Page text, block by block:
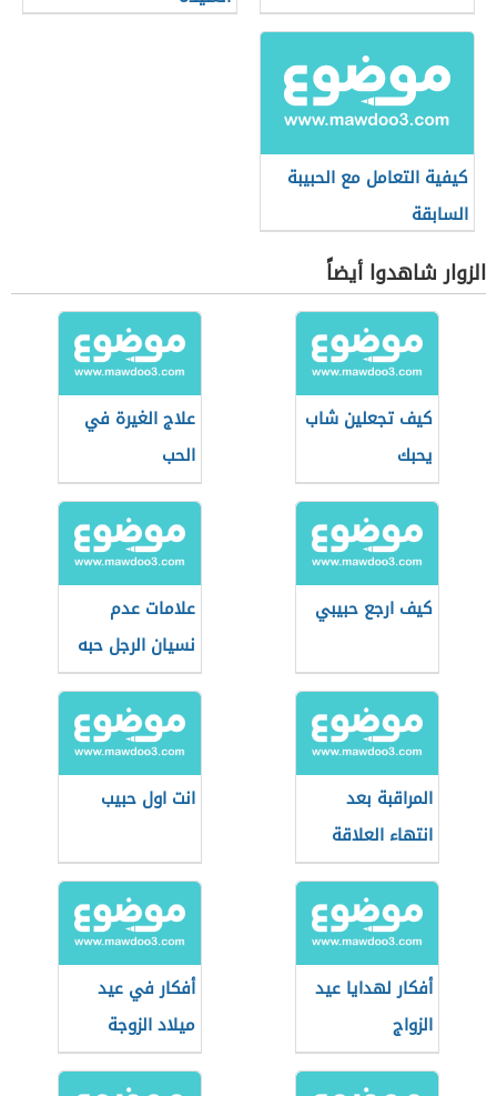
كيفية التعامل مع الحبيبة
السابقة
الزوار شاهدوا أيضاً
كيف تجعلين شاب
يحبك
علاج الغيرة في
الحب
كيف ارجع حبيبي
علامات عدم
نسيان الرجل حبه
القديم
المراقبة بعد
انتهاء العلاقة
انت اول حبيب
أفكار لهدايا عيد
الزواج
أفكار في عيد
ميلاد الزوجة